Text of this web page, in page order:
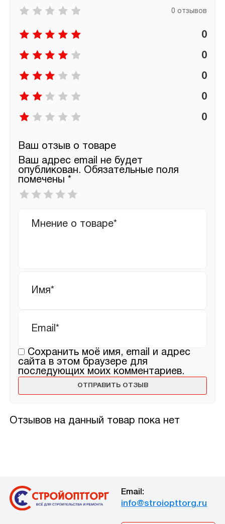
Отзывов на данный товар пока нет
0 отзывов
0
0
0
0
0
Ваш отзыв о товаре
Ваш адрес email не будет
опубликован. Обязательные поля
помечены *
Ваша
оценка
отзыв
Сохранить моё имя, email и адрес
сайта в этом браузере для
последующих моих комментариев.
Email:
info@stroiopttorg.ru